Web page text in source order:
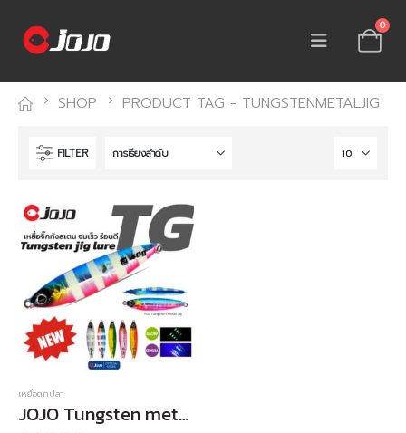
0
SHOP PRODUCT TAG - TUNGSTENMETALJIG
FILTER
เหยื่อตกปลา
JOJO Tungsten metaljig